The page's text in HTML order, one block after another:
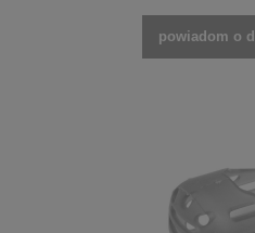
powiadom o